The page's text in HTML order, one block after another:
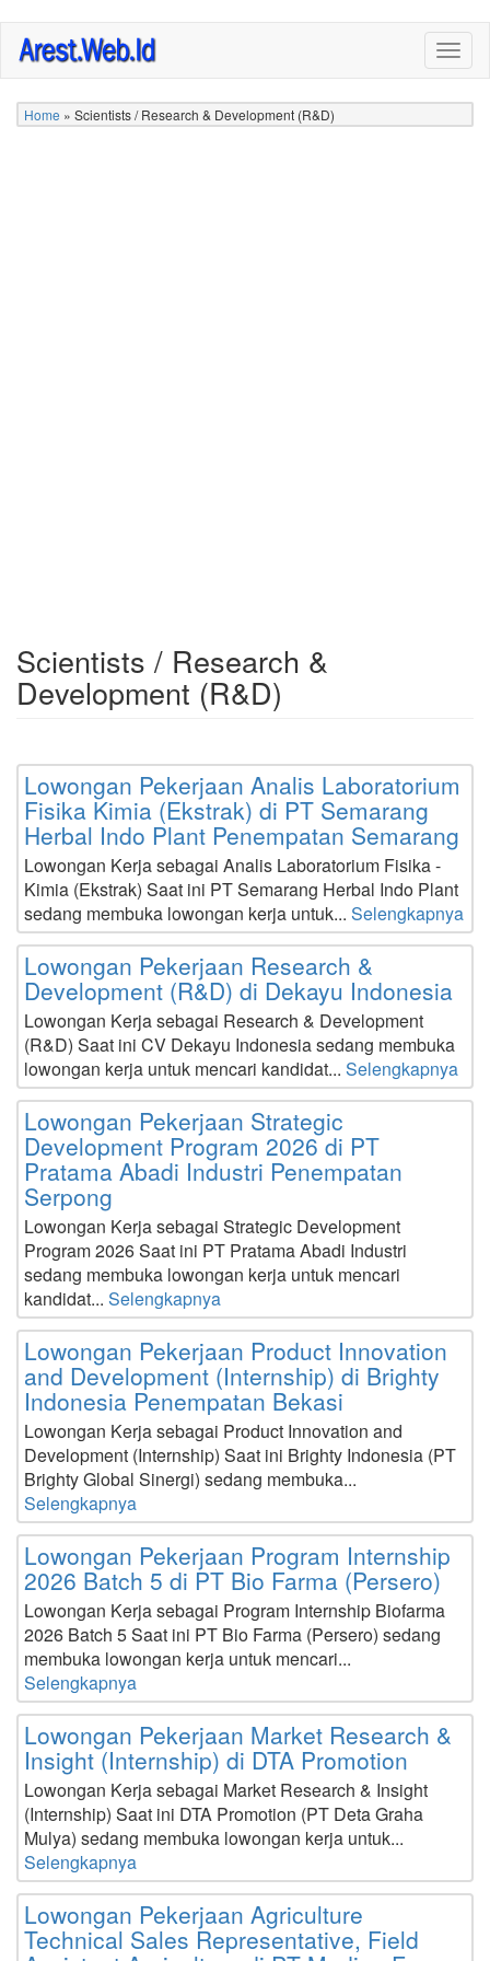
Skip
main
content
Home » Scientists / Research & Development (R&D)
Scientists / Research &
Development (R&D)
Lowongan Pekerjaan Analis Laboratorium
Fisika Kimia (Ekstrak) di PT Semarang
Herbal Indo Plant Penempatan Semarang
Lowongan Kerja sebagai Analis Laboratorium Fisika -
Kimia (Ekstrak) Saat ini PT Semarang Herbal Indo Plant
sedang membuka lowongan kerja untuk... Selengkapnya
Lowongan Pekerjaan Research &
Development (R&D) di Dekayu Indonesia
Lowongan Kerja sebagai Research & Development
(R&D) Saat ini CV Dekayu Indonesia sedang membuka
lowongan kerja untuk mencari kandidat... Selengkapnya
Lowongan Pekerjaan Strategic
Development Program 2026 di PT
Pratama Abadi Industri Penempatan
Serpong
Lowongan Kerja sebagai Strategic Development
Program 2026 Saat ini PT Pratama Abadi Industri
sedang membuka lowongan kerja untuk mencari
kandidat... Selengkapnya
Lowongan Pekerjaan Product Innovation
and Development (Internship) di Brighty
Indonesia Penempatan Bekasi
Lowongan Kerja sebagai Product Innovation and
Development (Internship) Saat ini Brighty Indonesia (PT
Brighty Global Sinergi) sedang membuka...
Selengkapnya
Lowongan Pekerjaan Program Internship
2026 Batch 5 di PT Bio Farma (Persero)
Lowongan Kerja sebagai Program Internship Biofarma
2026 Batch 5 Saat ini PT Bio Farma (Persero) sedang
membuka lowongan kerja untuk mencari...
Selengkapnya
Lowongan Pekerjaan Market Research &
Insight (Internship) di DTA Promotion
Lowongan Kerja sebagai Market Research & Insight
(Internship) Saat ini DTA Promotion (PT Deta Graha
Mulya) sedang membuka lowongan kerja untuk...
Selengkapnya
Lowongan Pekerjaan Agriculture
Technical Sales Representative, Field